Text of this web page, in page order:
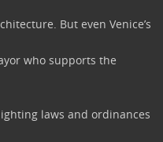
But even Venice’s
who supports the
laws and ordinances